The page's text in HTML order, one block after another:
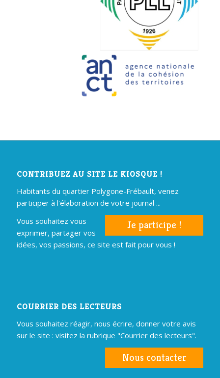
CONTRIBUEZ AU SITE LE KIOSQUE !
Habitants du quartier Polygone-Frébault, venez
participer à l'élaboration de votre journal ...
Je participe !
Vous souhaitez vous
exprimer, partager vos
idées, vos passions, ce site est fait pour vous !
COURRIER DES LECTEURS
Vous souhaitez réagir, nous écrire, donner votre avis
sur le site : visitez la rubrique "Courrier des lecteurs".
Nous contacter